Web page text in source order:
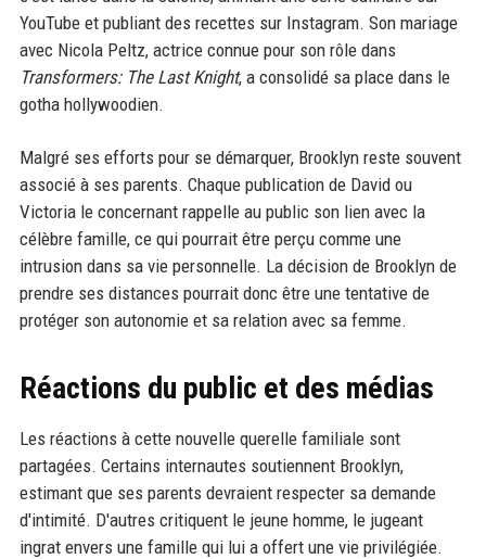
YouTube et publiant des recettes sur Instagram. Son mariage
avec Nicola Peltz, actrice connue pour son rôle dans
Transformers: The Last Knight, a consolidé sa place dans le
gotha hollywoodien.
Malgré ses efforts pour se démarquer, Brooklyn reste souvent
associé à ses parents. Chaque publication de David ou
Victoria le concernant rappelle au public son lien avec la
célèbre famille, ce qui pourrait être perçu comme une
intrusion dans sa vie personnelle. La décision de Brooklyn de
prendre ses distances pourrait donc être une tentative de
protéger son autonomie et sa relation avec sa femme.
Réactions du public et des médias
Les réactions à cette nouvelle querelle familiale sont
partagées. Certains internautes soutiennent Brooklyn,
estimant que ses parents devraient respecter sa demande
d'intimité. D'autres critiquent le jeune homme, le jugeant
ingrat envers une famille qui lui a offert une vie privilégiée.